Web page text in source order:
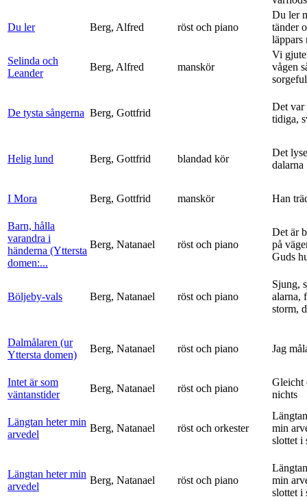
Du ler Berg, Alfred röst och piano
Du ler
tänder
läppars
Selinda och
Leander
Berg, Alfred manskör
Vi
vågen
De tysta sångerna Berg, Gottfrid
Det var
tidiga,
Helig lund Berg, Gottfrid blandad kör
Det
dalarna
I Mora Berg, Gottfrid manskör Han
Barn, hålla
varandra i
händerna (Yttersta
domen:...
Berg, Natanael röst och piano
Det är
på
Guds
Böljeby-vals Berg, Natanael röst och piano
Sjung,
alarna,
storm,
Dalmålaren (ur
Yttersta domen)
Berg, Natanael röst och piano Jag
Intet är som
väntanstider
Berg, Natanael röst och piano
Gleicht
nichts
Längtan heter min
arvedel
Berg, Natanael röst och orkester
min
slottet i
Längtan heter min
arvedel
Berg, Natanael röst och piano
min
slottet i